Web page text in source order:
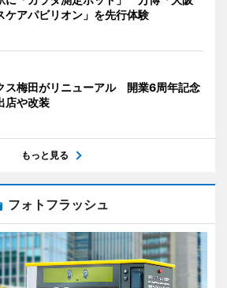
ケアパビリオン」を先行体験
ス梅田がリニューアル 開業6周年記念
店や改装
もっと見る
フォトフラッシュ